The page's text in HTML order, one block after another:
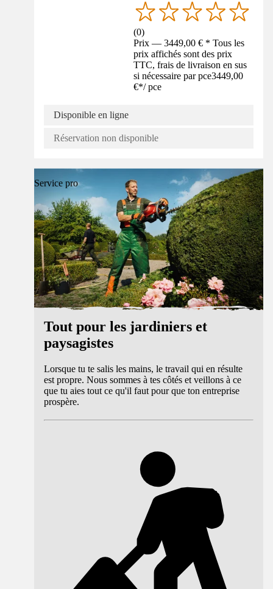
(0)
Prix — 3449,00 € * Tous les
prix affichés sont des prix
TTC, frais de livraison en sus
si nécessaire par pce3449,00
€*/ pce
Disponible en ligne
Réservation non disponible
Service pro
Tout pour les jardiniers et
paysagistes
Lorsque tu te salis les mains, le travail qui en résulte
est propre. Nous sommes à tes côtés et veillons à ce
que tu aies tout ce qu'il faut pour que ton entreprise
prospère.